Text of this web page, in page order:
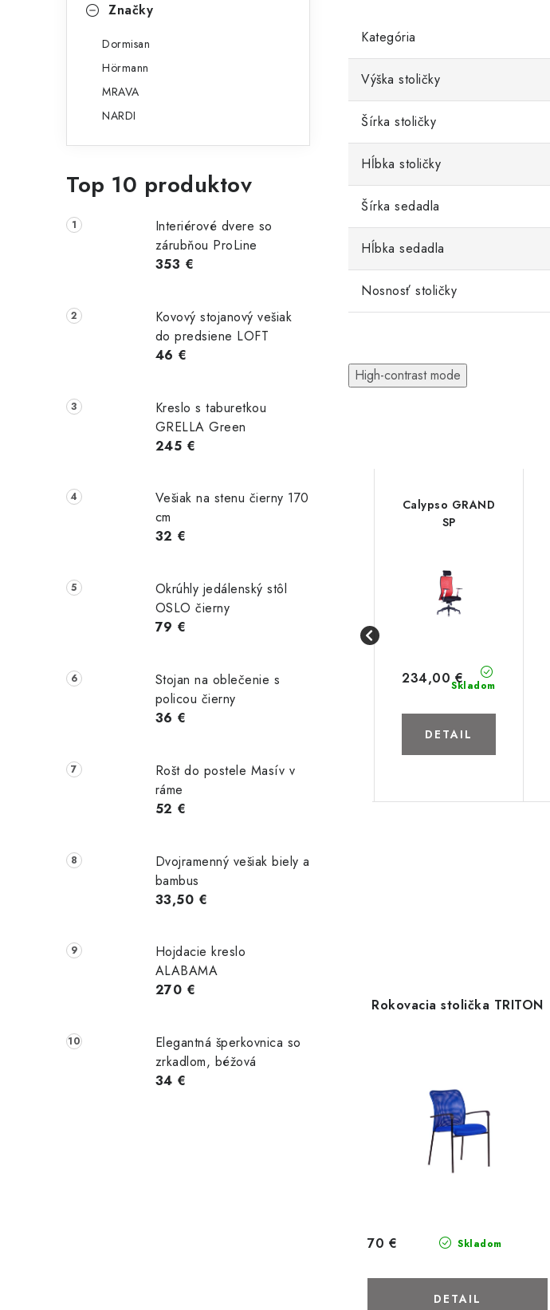
Značky
Dormisan
Hörmann
MRAVA
NARDI
Top 10 produktov
Interiérové dvere so
zárubňou ProLine
353 €
Kovový stojanový vešiak
do predsiene LOFT
46 €
Kreslo s taburetkou
GRELLA Green
245 €
Vešiak na stenu čierny 170
cm
32 €
Okrúhly jedálenský stôl
OSLO čierny
79 €
Stojan na oblečenie s
policou čierny
36 €
Rošt do postele Masív v
ráme
52 €
Dvojramenný vešiak biely a
bambus
33,50 €
Hojdacie kreslo
ALABAMA
270 €
Elegantná šperkovnica so
zrkadlom, béžová
34 €
Kategória
Výška stoličky
Šírka stoličky
Hĺbka stoličky
Šírka sedadla
Hĺbka sedadla
Nosnosť stoličky
High-contrast mode
Moderná
stolička THEO
sivá
Skladom
141,00 €
Moderná
117,00 €
Calypso GRAND
SP
Skladom
234,00 €
DETAIL
Rokovacia stolička TRITON
Skladom
70 €
DETAIL